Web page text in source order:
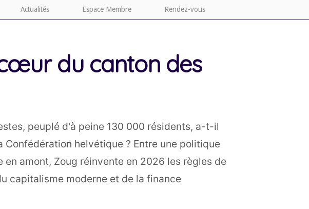
Actualités Espace Membre Rendez-vous
du canton des
peuplé d'à peine 130 000 résidents, a-t-il
Confédération helvétique ? Entre une politique
amont, Zoug réinvente en 2026 les règles de
capitalisme moderne et de la finance